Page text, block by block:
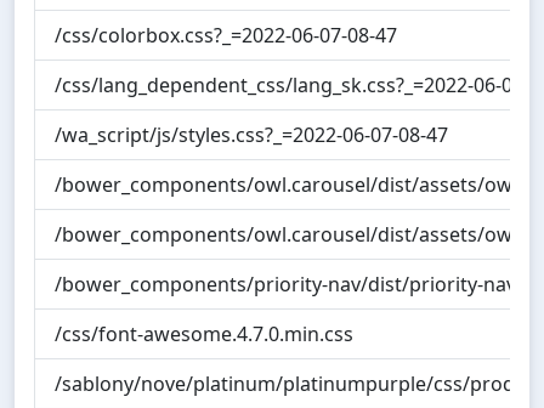
/css/colorbox.css?_=2022-06-07-08-47
/css/lang_dependent_css/lang_sk.css?_=2022-06-07-
/wa_script/js/styles.css?_=2022-06-07-08-47
/bower_components/owl.carousel/dist/assets/
/bower_components/owl.carousel/dist/assets/
/bower_components/priority-nav/dist/priority-nav-
/css/font-awesome.4.7.0.min.css
/sablony/nove/platinum/platinumpurple/css/